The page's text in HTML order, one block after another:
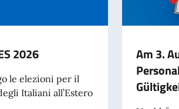
2026
le elezioni per il
Italiani all’Estero
Am 3.